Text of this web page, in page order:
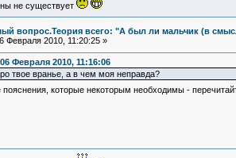
не существует
вопрос.Теория всего: "А был ли мальчик (в
Февраля 2010, 11:20:25 »
Февраля 2010, 11:16:06
твое вранье, а в чем моя неправда?
которые некоторым необходимы -